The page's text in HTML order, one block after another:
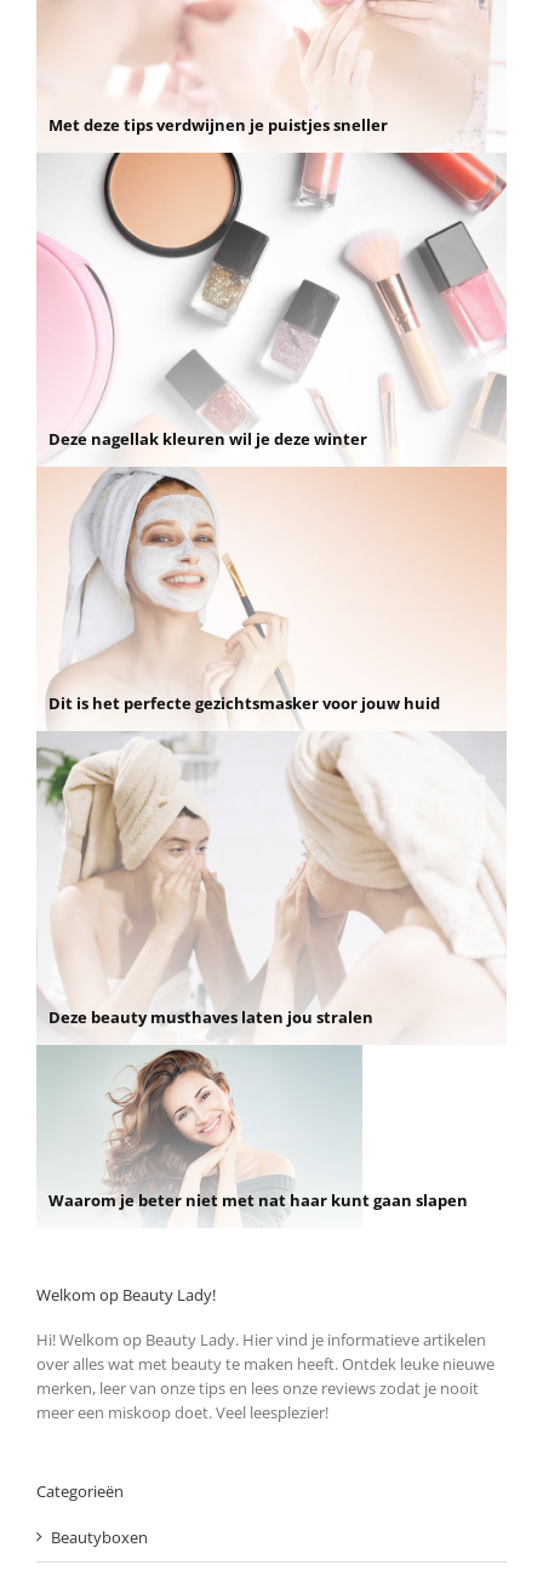
Met deze tips verdwijnen je puistjes sneller
Deze nagellak kleuren wil je deze winter
Dit is het perfecte gezichtsmasker voor jouw huid
Deze beauty musthaves laten jou stralen
Waarom je beter niet met nat haar kunt gaan slapen
Welkom op Beauty Lady!
Hi! Welkom op Beauty Lady. Hier vind je informatieve artikelen
over alles wat met beauty te maken heeft. Ontdek leuke nieuwe
merken, leer van onze tips en lees onze reviews zodat je nooit
meer een miskoop doet. Veel leesplezier!
Categorieën
Beautyboxen